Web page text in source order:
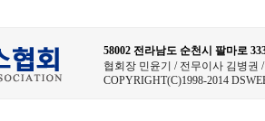
58002 전라남도 순천시 팔마로
협회장 민윤기 / 전무이사 김병권
COPYRIGHT(C)1998-2014